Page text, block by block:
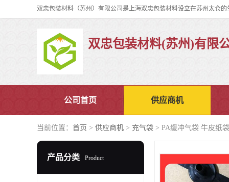
双忠包装材料(苏州)有限
公司首页 供应商机
当前位置： 首页 > 供应商机 > 充气袋 > PA缓冲气袋 牛皮纸袋
产品分类 Product